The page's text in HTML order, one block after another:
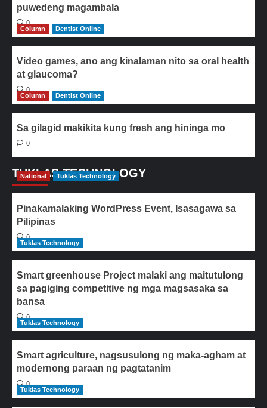
puwedeng magambala
0
Column
Dentist Online
Video games, ano ang kinalaman nito sa oral health
at glaucoma?
0
Column
Dentist Online
Sa gilagid makikita kung fresh ang hininga mo
0
TUKLAS TECHNOLOGY
National Tuklas Technology
Pinakamalaking WordPress Event, Isasagawa sa
Pilipinas
0
Tuklas Technology
Smart greenhouse Project malaki ang maitutulong
sa pagiging competitive ng mga magsasaka sa
bansa
0
Tuklas Technology
Smart agriculture, nagsusulong ng maka-agham at
modernong paraan ng pagtatanim
0
Tuklas Technology